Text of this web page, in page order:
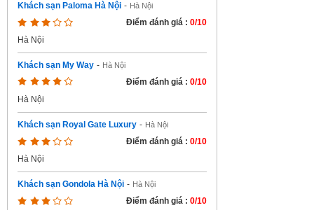
Khách sạn Paloma Hà Nội - Hà Nội
Điểm đánh giá : 0/10
Hà Nội
Khách sạn My Way - Hà Nội
Điểm đánh giá : 0/10
Hà Nội
Khách sạn Royal Gate Luxury - Hà Nội
Điểm đánh giá : 0/10
Hà Nội
Khách sạn Gondola Hà Nội - Hà Nội
Điểm đánh giá : 0/10